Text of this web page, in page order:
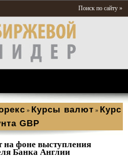
Поиск по сайту »
» Курсы валют » Курс
GBP
на фоне выступления
Банка Англии